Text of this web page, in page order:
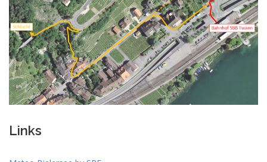
Links